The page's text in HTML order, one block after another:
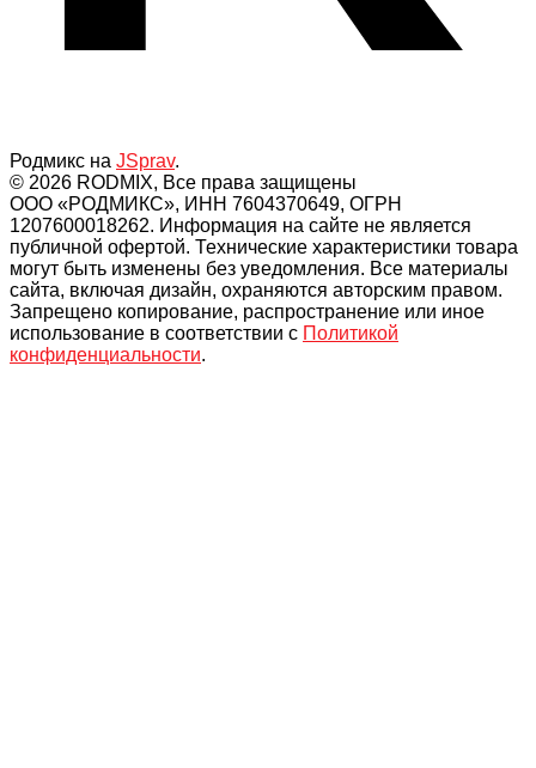
Родмикс на JSprav.
© 2026 RODMIX, Все права защищены
ООО «РОДМИКС», ИНН 7604370649, ОГРН
1207600018262. Информация на сайте не является
публичной офертой. Технические характеристики товара
могут быть изменены без уведомления. Все материалы
сайта, включая дизайн, охраняются авторским правом.
Запрещено копирование, распространение или иное
использование в соответствии с Политикой
конфиденциальности.